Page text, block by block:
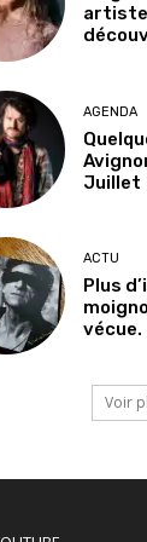
AGENDA
Juillet
ACTU
Plus
vécue.
Voir